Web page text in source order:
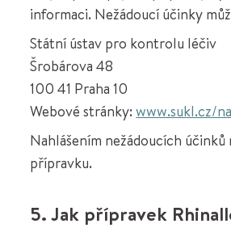
informaci. Nežádoucí účinky
Státní ústav pro kontrolu léčiv
Šrobárova 48
100 41 Praha 10
Webové stránky:www.sukl.cz/
Nahlášením nežádoucích
přípravku.
5. Jak přípravek